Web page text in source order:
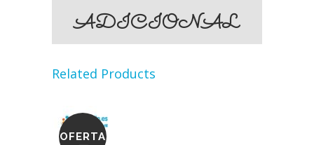
ADICIONAL
Related Products
OFERTA